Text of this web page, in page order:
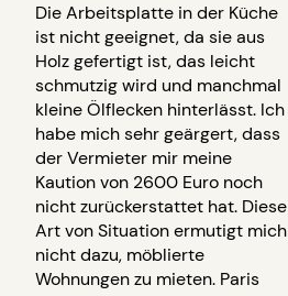
Die Arbeitsplatte in der Küche
ist nicht geeignet, da sie aus
Holz gefertigt ist, das leicht
schmutzig wird und manchmal
kleine Ölflecken hinterlässt. Ich
habe mich sehr geärgert, dass
der Vermieter mir meine
Kaution von 2600 Euro noch
nicht zurückerstattet hat. Diese
Art von Situation ermutigt mich
nicht dazu, möblierte
Wohnungen zu mieten. Paris